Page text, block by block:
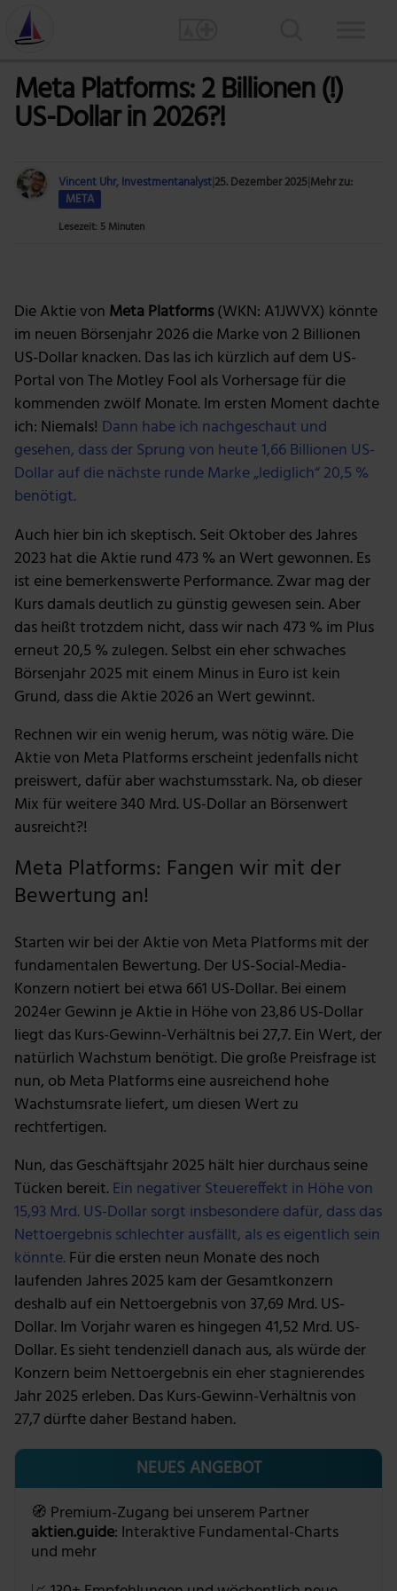
Meta Platforms: 2 Billionen (!)
US-Dollar in 2026?!
Vincent Uhr, Investmentanalyst25. Dezember 2025Mehr zu:
META
Lesezeit: 5 Minuten
Die Aktie von Meta Platforms(WKN: A1JWVX) könnte
im neuen Börsenjahr 2026 die Marke von 2 Billionen
US-Dollar knacken. Das las ich kürzlich auf dem US-
Portal von The Motley Fool als Vorhersage für die
kommenden zwölf Monate. Im ersten Moment dachte
ich: Niemals! Dann habe ich nachgeschaut und
gesehen, dass der Sprung von heute 1,66 Billionen US-
Dollar auf die nächste runde Marke „lediglich“ 20,5 %
benötigt.
Auch hier bin ich skeptisch. Seit Oktober des Jahres
2023 hat die Aktie rund 473 % an Wert gewonnen. Es
ist eine bemerkenswerte Performance. Zwar mag der
Kurs damals deutlich zu günstig gewesen sein. Aber
das heißt trotzdem nicht, dass wir nach 473 % im Plus
erneut 20,5 % zulegen. Selbst ein eher schwaches
Börsenjahr 2025 mit einem Minus in Euro ist kein
Grund, dass die Aktie 2026 an Wert gewinnt.
Rechnen wir ein wenig herum, was nötig wäre. Die
Aktie von Meta Platforms erscheint jedenfalls nicht
preiswert, dafür aber wachstumsstark. Na, ob dieser
Mix für weitere 340 Mrd. US-Dollar an Börsenwert
ausreicht?!
Meta Platforms: Fangen wir mit der
Bewertung an!
Starten wir bei der Aktie von Meta Platforms mit der
fundamentalen Bewertung. Der US-Social-Media-
Konzern notiert bei etwa 661 US-Dollar. Bei einem
2024er Gewinn je Aktie in Höhe von 23,86 US-Dollar
liegt das Kurs-Gewinn-Verhältnis bei 27,7. Ein Wert, der
natürlich Wachstum benötigt. Die große Preisfrage ist
nun, ob Meta Platforms eine ausreichend hohe
Wachstumsrate liefert, um diesen Wert zu
rechtfertigen.
Nun, das Geschäftsjahr 2025 hält hier durchaus seine
Tücken bereit.Ein negativer Steuereffekt in Höhe von
15,93 Mrd. US-Dollar sorgt insbesondere dafür, dass das
Nettoergebnis schlechter ausfällt, als es eigentlich sein
könnte. Für die ersten neun Monate des noch
laufenden Jahres 2025 kam der Gesamtkonzern
deshalb auf ein Nettoergebnis von 37,69 Mrd. US-
Dollar. Im Vorjahr waren es hingegen 41,52 Mrd. US-
Dollar. Es sieht tendenziell danach aus, als würde der
Konzern beim Nettoergebnis ein eher stagnierendes
Jahr 2025 erleben. Das Kurs-Gewinn-Verhältnis von
27,7 dürfte daher Bestand haben.
NEUES ANGEBOT
🧭 Premium-Zugang bei unserem Partner
aktien.guide: Interaktive Fundamental-Charts
und mehr